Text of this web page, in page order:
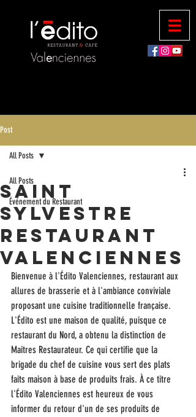
Post
All Posts
Événement du Restaurant
All Posts
saint
sylvestre
restaurant
Valenciennes
Bienvenue à l'Édito Valenciennes, restaurant aux
allures de brasserie et à l'ambiance conviviale
proposant une cuisine traditionnelle française.
L'Édito est une maison de qualité, puisque ce
restaurant du Nord, a obtenu la distinction de
Maitres Restaurateur. Ce qui certifie que la
brigade du chef de cuisine vous sert des plats
faits maison à base de produits frais. À ce titre
l'Édito Valenciennes est heureux de vous
informer du retour d'un de ses produits de